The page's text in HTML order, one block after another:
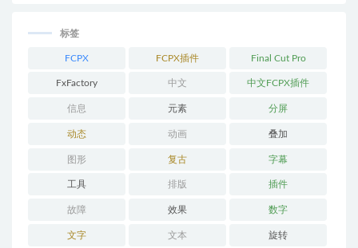
标签
FCPX FCPX插件 Final Cut Pro
FxFactory 中文 中文FCPX插件
信息 元素 分屏
动态 动画 叠加
图形 复古 字幕
工具 排版 插件
故障 效果 数字
文字 文本 旋转